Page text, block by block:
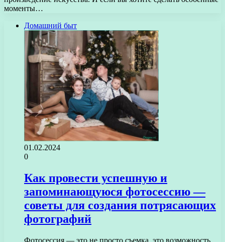
моменты…
Домашний быт
01.02.2024
0
Как провести успешную и
запоминающуюся фотосессию —
советы для создания потрясающих
фотографий
Фотосессия — это не просто съемка, это возможность